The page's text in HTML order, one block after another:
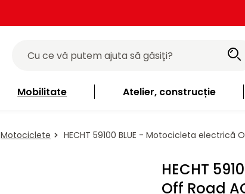
Mobilitate Atelier, construcție
Motociclete HECHT 59100 BLUE - Motocicleta electrică
HECHT
Off Road